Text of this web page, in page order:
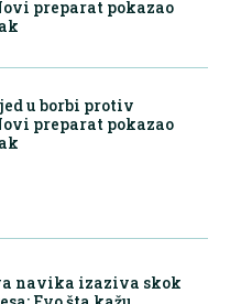
preparat pokazao
u borbi protiv
preparat pokazao
navika izaziva skok